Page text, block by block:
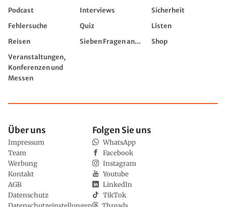
Podcast
Interviews
Sicherheit
Fehlersuche
Quiz
Listen
Reisen
Sieben Fragen an...
Shop
Veranstaltungen,
Konferenzen und
Messen
Über uns
Impressum
Team
Werbung
Kontakt
AGB
Datenschutz
Folgen Sie uns
WhatsApp
Facebook
Instagram
Youtube
LinkedIn
TikTok